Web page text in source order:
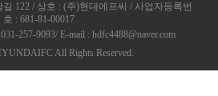
122 / 상호 : (주)현대에프씨 / 사업자등록번
호 : 681-81-00017
257-9093/ E-mail : hdfc4488@naver.com
All Rights Reserved.